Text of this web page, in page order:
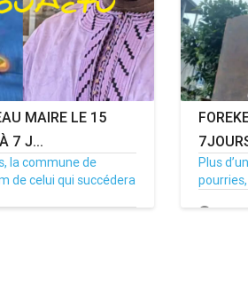
MAIRE LE 15
7 J...
la commune de
de celui qui succédera
Plus
02/